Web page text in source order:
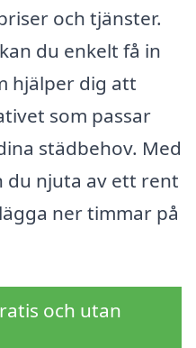
och tjänster.
du enkelt få in
hjälper dig att
som passar
städbehov. Med
du njuta av ett rent
ner timmar på
och utan